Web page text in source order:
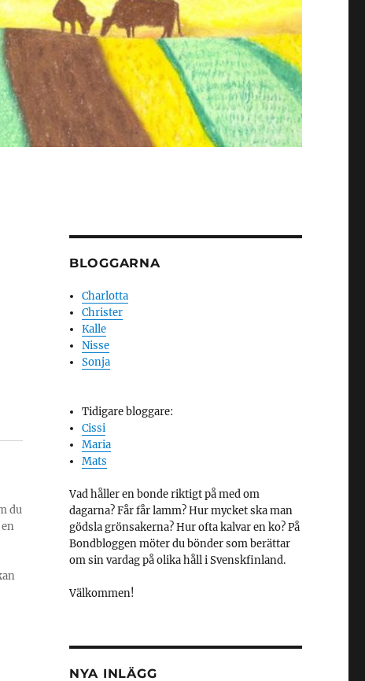
du
BLOGGARNA
Charlotta
Christer
Kalle
Nisse
Sonja
Tidigare bloggare:
Cissi
Maria
Mats
Vad håller en bonde riktigt på med om
dagarna? Får får lamm? Hur mycket ska man
gödsla grönsakerna? Hur ofta kalvar en ko? På
Bondbloggen möter du bönder som berättar
om sin vardag på olika håll i Svenskfinland.
Välkommen!
NYA INLÄGG